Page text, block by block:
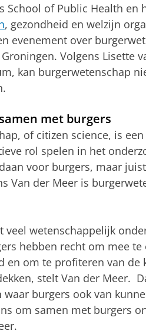
School of Public Health en
, gezondheid en welzijn
evenement over
Volgens Lisette
kan burgerwetenschap
met burgers
of citizen science, is
rol spelen in het
voor burgers, maar
Van der Meer is
veel wetenschappelijk
hebben recht om mee
en om te profiteren van
stelt Van der Meer.
waar burgers ook van
om samen met burgers